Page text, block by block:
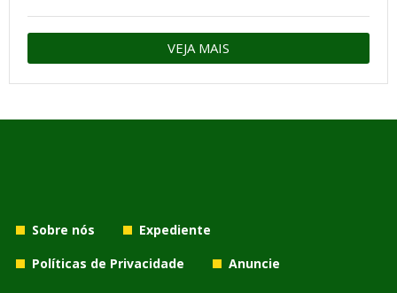
VEJA MAIS
Sobre nós
Expediente
Políticas de Privacidade
Anuncie